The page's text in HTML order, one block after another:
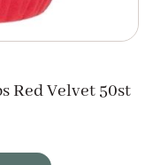
Red Velvet 50st